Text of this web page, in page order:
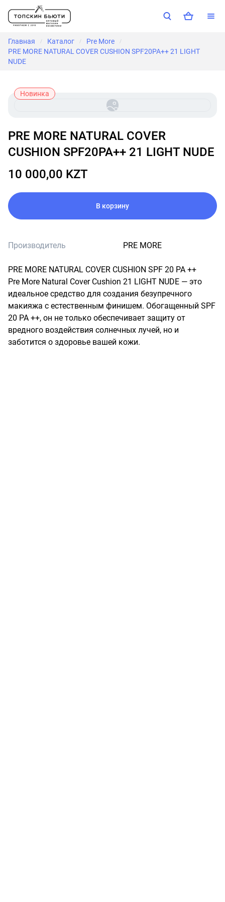
Главная / Каталог / Pre More /
PRE MORE NATURAL COVER CUSHION SPF20PA++ 21 LIGHT
NUDE
Новинка
PRE MORE NATURAL COVER
CUSHION SPF20PA++ 21 LIGHT NUDE
10 000,00 KZT
В корзину
Производитель PRE MORE
PRE MORE NATURAL COVER CUSHION SPF 20 PA ++
Pre More Natural Cover Cushion 21 LIGHT NUDE — это
идеальное средство для создания безупречного
макияжа с естественным финишем. Обогащенный SPF
20 PA ++, он не только обеспечивает защиту от
вредного воздействия солнечных лучей, но и
заботится о здоровье вашей кожи.